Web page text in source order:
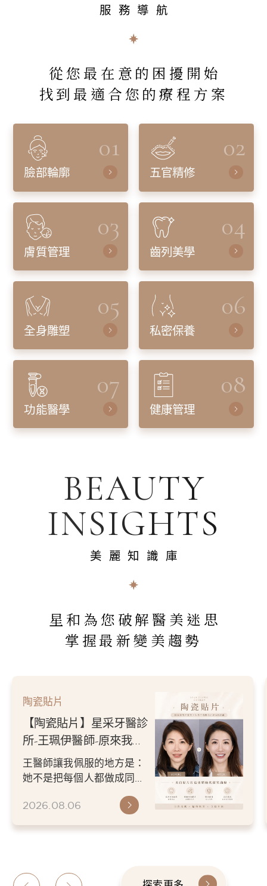
服務導航
從您最在意的困擾開始
找到最適合您的療程方案
01
臉部輪廓
02
五官精修
03
膚質管理
04
齒列美學
05
全身雕塑
06
私密保養
07
功能醫學
08
健康管理
BEAUTY
INSIGHTS
美麗知識庫
星和為您破解醫美迷思
掌握最新變美趨勢
陶瓷貼片
【陶瓷貼片】星采牙醫診
所-王珮伊醫師-從門牙縫
到自信笑容：美白貼片打
造更精緻的微笑曲線
王珮伊醫師在規劃貼片時，
除了考量牙齒本身條件，也
會從臉型比例、唇型弧度、
微笑方式等細節出發，協助
2026.06.26